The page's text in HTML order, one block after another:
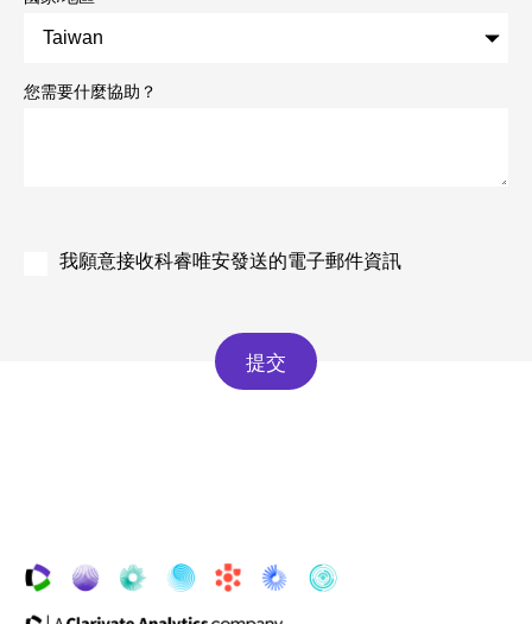
您需要什麼協助？
我願意接收科睿唯安發送的電子郵件資訊